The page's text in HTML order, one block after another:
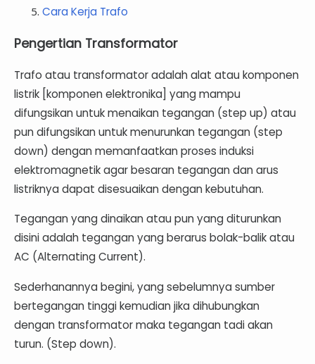
Cara Kerja Trafo
Pengertian Transformator
Trafo atau transformator adalah alat atau komponen
listrik [komponen elektronika] yang mampu
difungsikan untuk menaikan tegangan (step up) atau
pun difungsikan untuk menurunkan tegangan (step
down) dengan memanfaatkan proses induksi
elektromagnetik agar besaran tegangan dan arus
listriknya dapat disesuaikan dengan kebutuhan.
Tegangan yang dinaikan atau pun yang diturunkan
disini adalah tegangan yang berarus bolak-balik atau
AC (Alternating Current).
Sederhanannya begini, yang sebelumnya sumber
bertegangan tinggi kemudian jika dihubungkan
dengan transformator maka tegangan tadi akan
turun. (Step down).